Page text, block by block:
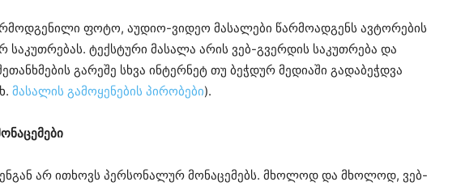
ფოტო, აუდიო-ვიდეო მასალები წარმოადგენს ავტორების
ტექსტური მასალა არის ვებ-გვერდის საკუთრება და
გარეშე სხვა ინტერნეტ თუ ბეჭდურ მედიაში გადაბეჭდვა
მასალის გამოყენების პირობები).
არ ითხოვს პერსონალურ მონაცემებს. მხოლოდ და მხოლოდ, ვებ-